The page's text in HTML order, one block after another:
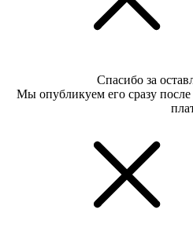
Спасибо за
Мы опубликуем его сразу